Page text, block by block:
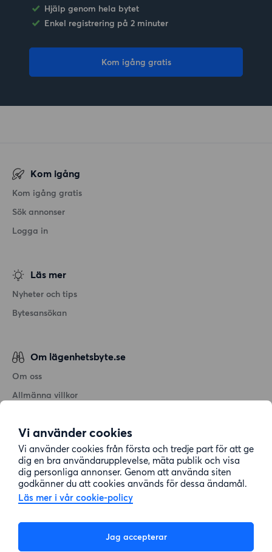
Vi använder cookies
Vi använder cookies från första och tredje part för att ge
dig en bra användarupplevelse, mäta publik och visa
dig personliga annonser. Genom att använda siten
godkänner du att cookies används för dessa ändamål.
Läs mer i vår cookie-policy
Jag accepterar
Hjälp genom hela bytet
Enkel registrering på 2 minuter
Kom igång gratis
Kom igång
Kom igång gratis
Sök annonser
Logga in
Läs mer
Nyheter och tips
Bytesansökan
Om lägenhetsbyte.se
Om oss
Allmänna villkor
Cookiepolicy
Sitemap
Kundtjänst